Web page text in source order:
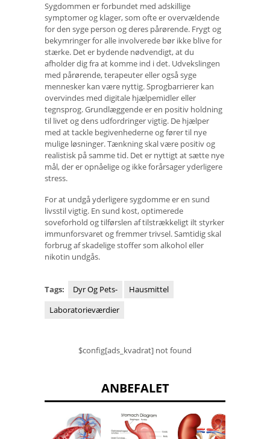
Sygdommen er forbundet med adskillige
symptomer og klager, som ofte er overvældende
for den syge person og deres pårørende. Frygt og
bekymringer for alle involverede bør ikke blive for
stærke. Det er bydende nødvendigt, at du
afholder dig fra at komme ind i det. Udvekslingen
med pårørende, terapeuter eller også syge
mennesker kan være nyttig. Sprogbarrierer kan
overvindes med digitale hjælpemidler eller
tegnsprog. Grundlæggende er en positiv holdning
til livet og dens udfordringer vigtig. De hjælper
med at tackle begivenhederne og fører til nye
mulige løsninger. Tænkning skal være positiv og
realistisk på samme tid. Det er nyttigt at sætte nye
mål, der er opnåelige og ikke forårsager yderligere
stress.
For at undgå yderligere sygdomme er en sund
livsstil vigtig. En sund kost, optimerede
soveforhold og tilførslen af ​​tilstrækkeligt ilt styrker
immunforsvaret og fremmer trivsel. Samtidig skal
forbrug af skadelige stoffer som alkohol eller
nikotin undgås.
Tags: Dyr Og Pets-
Hausmittel
Laboratorieværdier
$config[ads_kvadrat] not found
ANBEFALET